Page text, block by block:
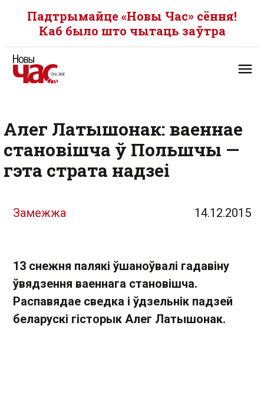
Падтрымайце «Новы Час» сёння!
Каб было што чытаць заўтра
Алег Латышонак: ваеннае
становішча ў Польшчы —
гэта страта надзеі
Замежжа 14.12.2015
13 снежня палякі ўшаноўвалі гадавіну
ўвядзення ваеннага становішча.
Распавядае сведка і ўдзельнік падзей
беларускі гісторык Алег Латышонак.